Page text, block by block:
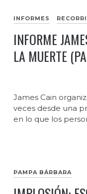
INFORMES
INFORME
LA MUERTE
James Cain
veces desde una
en lo que los
PAMPA BÁRBARA